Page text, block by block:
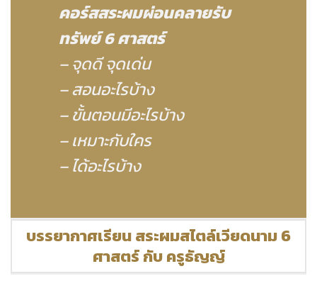
คอร์สสระผมผ่อนคลายรับ
ทรัพย์6 ศาสตร์
– จุดดี จุดเด่น
– สอนอะไรบ้าง
– ขั้นตอนมีอะไรบ้าง
– เหมาะกับใคร
– ได้อะไรบ้าง
บรรยากาศเรียน สระผมสไตล์เวียดนาม 6
ศาสตร์ กับ ครูธัญญ์